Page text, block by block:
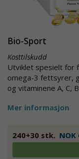
Bio-Sport
Kosttilskudd
Utviklet spesielt for
omega-3 fettsyrer,
og vitaminene A, C,
Mer informasjon
240+30 stk. NOK